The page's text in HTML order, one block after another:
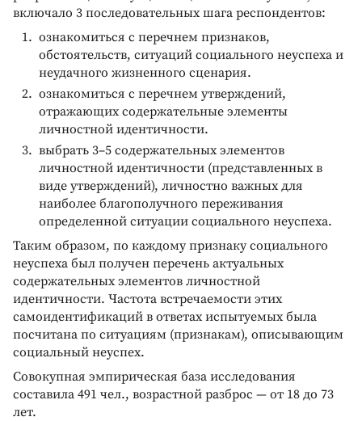
включало 3 последовательных шага респондентов:
ознакомиться с перечнем признаков,
обстоятельств, ситуаций социального неуспеха и
неудачного жизненного сценария.
ознакомиться с перечнем утверждений,
отражающих содержательные элементы
личностной идентичности.
выбрать 3–5 содержательных элементов
личностной идентичности (представленных в
виде утверждений), личностно важных для
наиболее благополучного переживания
определенной ситуации социального неуспеха.
Таким образом, по каждому признаку социального
неуспеха был получен перечень актуальных
содержательных элементов личностной
идентичности. Частота встречаемости этих
самоидентификаций в ответах испытуемых была
посчитана по ситуациям (признакам), описывающим
социальный неуспех.
Совокупная эмпирическая база исследования
составила 491 чел., возрастной разброс — от 18 до 73
лет.